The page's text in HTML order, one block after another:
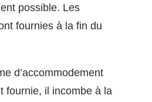
possible. Les
fournies à la fin du
d’accommodement
fournie, il incombe à la